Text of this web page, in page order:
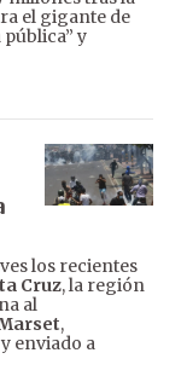
el gigante de
y
los recientes
Cruz, la región
al
,
enviado a